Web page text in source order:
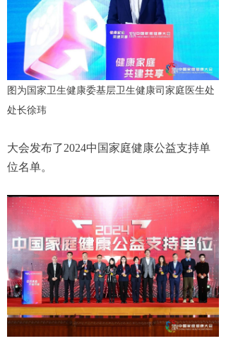
图为国家卫生健康委基层卫生健康司家庭医生处
处长徐玮
大会发布了2024中国家庭健康公益支持单
位名单。